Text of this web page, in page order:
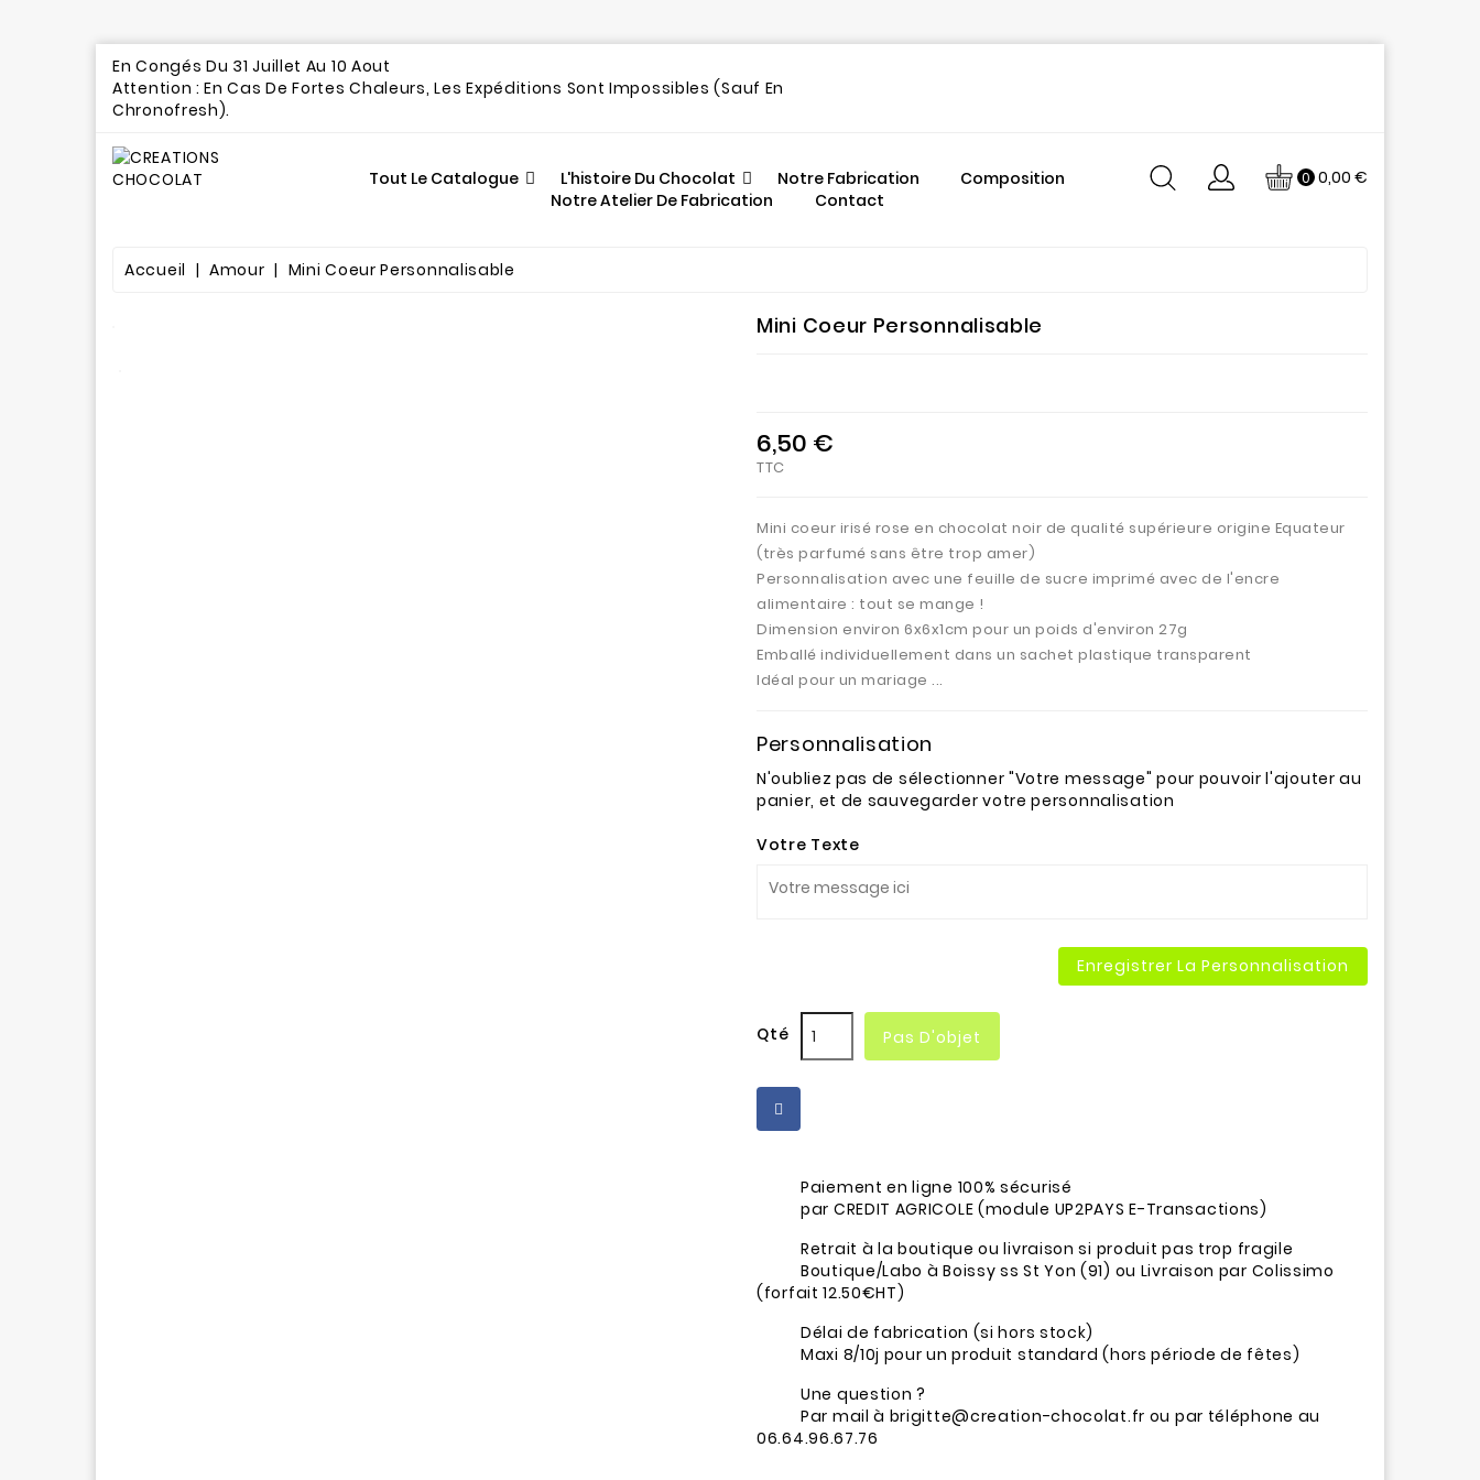
En Congés Du 31 Juillet Au 10 Aout
Attention : En Cas De Fortes Chaleurs, Les Expéditions Sont Impossibles (sauf En
Chronofresh).
Tout Le Catalogue L'histoire Du Chocolat Notre Fabrication
Composition
Notre Atelier De Fabrication
Contact
0 0,00 €
Accueil Amour Mini Coeur Personnalisable
Mini Coeur Personnalisable
6,50 €
TTC
Mini coeur irisé rose en chocolat noir de qualité supérieure origine Equateur
(très parfumé sans être trop amer)
Personnalisation avec une feuille de sucre imprimé avec de l'encre
alimentaire : tout se mange !
Dimension environ 6x6x1cm pour un poids d'environ 27g
Emballé individuellement dans un sachet plastique transparent
Idéal pour un mariage ...
Personnalisation
N'oubliez pas de sélectionner "Votre message" pour pouvoir l'ajouter au
panier, et de sauvegarder votre personnalisation
Votre Texte
Enregistrer La Personnalisation
Qté Pas D'objet
Paiement en ligne 100% sécurisé
par CREDIT AGRICOLE (module UP2PAYS E-Transactions)
Retrait à la boutique ou livraison si produit pas trop fragile
Boutique/Labo à Boissy ss St Yon (91) ou Livraison par Colissimo
(forfait 12.50€HT)
Délai de fabrication (si hors stock)
Maxi 8/10j pour un produit standard (hors période de fêtes)
Une question ?
Par mail à brigitte@creation-chocolat.fr ou par téléphone au
06.64.96.67.76